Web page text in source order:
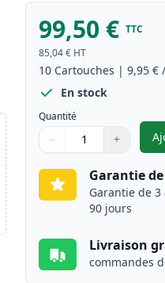
99,50 € TTC
85,04 € HT
10 Cartouches |9,95 €
En stock
Quantité
Quantité
Utilisez les boutons
− +
Quantité
Garantie
Garantie de 3
90 jours
Livraison
commandes